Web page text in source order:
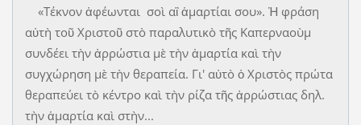
«Τέκνον ἀφέωνται σοὶ αἳ ἁμαρτίαι σου». Ἡ φράση
αὐτὴ τοῦ Χριστοῦ στὸ παραλυτικὸ τῆς Καπερναοὺμ
συνδέει τὴν ἀρρώστια μὲ τὴν ἁμαρτία καὶ τὴν
συγχώρηση μὲ τὴν θεραπεία. Γι' αὐτὸ ὁ Χριστὸς πρώτα
θεραπεύει τὸ κέντρο καὶ τὴν ρίζα τῆς ἀρρώστιας δηλ.
τὴν ἁμαρτία καὶ στὴν...